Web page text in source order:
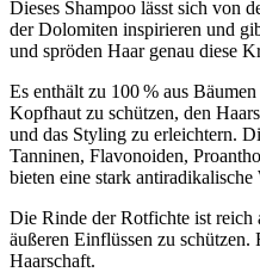
​Dieses Shampoo lässt sich von
der Dolomiten inspirieren und
und spröden Haar genau diese
Es enthält zu 100 % aus
Kopfhaut zu schützen, den
und das Styling zu erleichtern.
Tanninen, Flavonoiden,
bieten eine stark antiradikalische
Die Rinde der Rotfichte ist reich
äußeren Einflüssen zu
Haarschaft.